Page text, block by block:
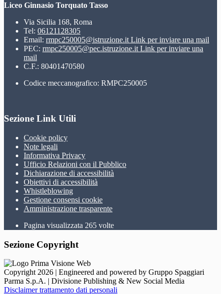
Liceo Ginnasio Torquato Tasso
Via Sicilia 168, Roma
Tel: 06121128305
Email: rmpc250005@istruzione.it Link per inviare una mail
PEC: rmpc250005@pec.istruzione.it Link per inviare una
mail
C.F.: 80401470580
Codice meccanografico: RMPC250005
Sezione Link Utili
Cookie policy
Note legali
Informativa Privacy
Ufficio Relazioni con il Pubblico
Dichiarazione di accessibilità
Obiettivi di accessibilità
Whistleblowing
Gestione consensi cookie
Amministrazione trasparente
Pagina visualizzata 265 volte
Sezione Copyright
Copyright 2026 | Engineered and powered by Gruppo Spaggiari
Parma S.p.A. | Divisione Publishing & New Social Media
Disclaimer trattamento dati personali